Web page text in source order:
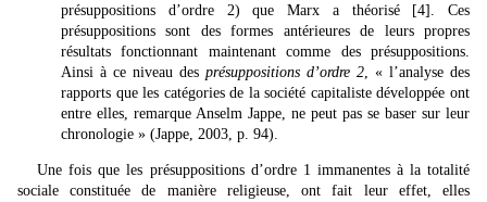
présuppositions d’ordre 2) que Marx a théorisé
[4] . Ces
présuppositions sont des formes antérieures de leurs propres
résultats fonctionnant maintenant comme des présuppositions.
Ainsi à ce niveau des présuppositions d’ordre 2, « l’analyse des
rapports que les catégories de la société capitaliste développée ont
entre elles, remarque Anselm Jappe, ne peut pas se baser sur leur
chronologie » (Jappe, 2003, p. 94).
Une fois que les présuppositions d’ordre 1 immanentes à la totalité
sociale constituée de manière religieuse, ont fait leur effet, elles